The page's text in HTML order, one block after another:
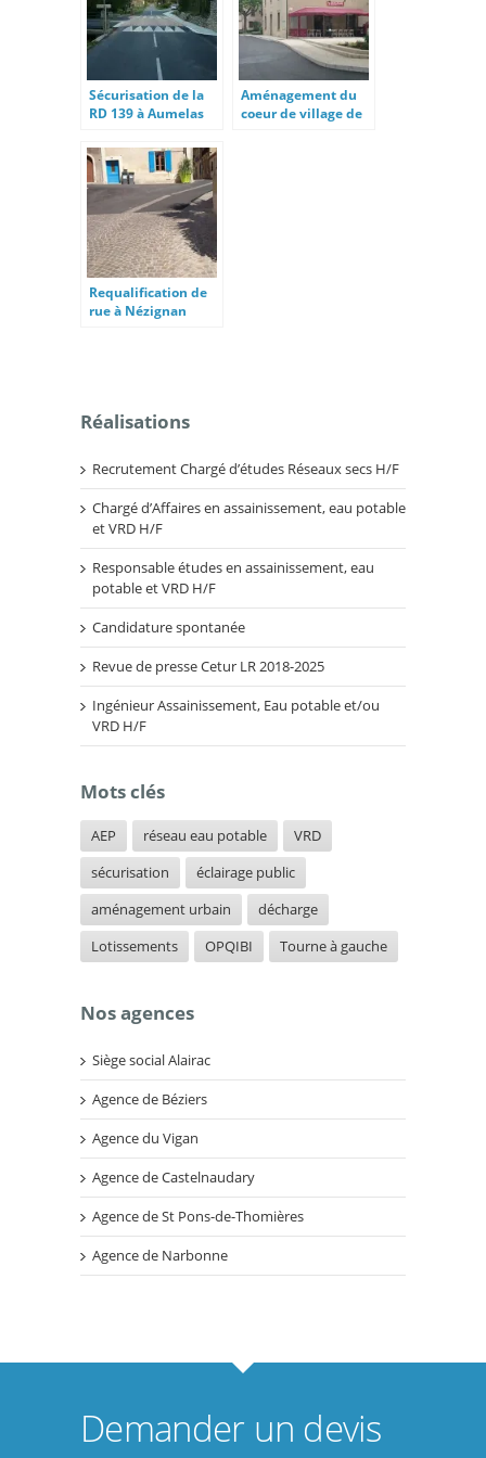
Sécurisation de la
RD 139 à Aumelas
Aménagement du
coeur de village de
Requalification de
rue à Nézignan
Réalisations
Recrutement Chargé d’études Réseaux secs H/F
Chargé d’Affaires en assainissement, eau potable
et VRD H/F
Responsable études en assainissement, eau
potable et VRD H/F
Candidature spontanée
Revue de presse Cetur LR 2018-2025
Ingénieur Assainissement, Eau potable et/ou
VRD H/F
Mots clés
AEP réseau eau potable
VRD
sécurisation
éclairage public
aménagement urbain
décharge
Lotissements
OPQIBI Tourne à gauche
Nos agences
Siège social Alairac
Agence de Béziers
Agence du Vigan
Agence de Castelnaudary
Agence de St Pons-de-Thomières
Agence de Narbonne
Demander un devis